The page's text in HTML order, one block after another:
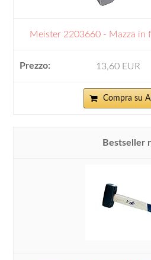
Meister 2203660 - Mazza in
13,60 EUR
Compra su